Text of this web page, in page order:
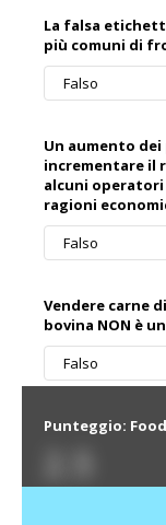
Un aumento
incrementare il
alcuni
ragioni
Falso
Vendere carne
bovina NON è
Falso
La falsa
più comuni di
Falso
Punteggio: